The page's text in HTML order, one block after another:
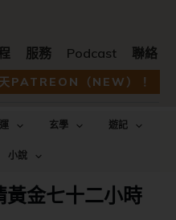
服務 Podcast 聯絡
PATREON（NEW）！
玄學
遊記
小說
金七十二小時